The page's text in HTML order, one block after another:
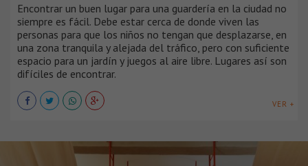
Encontrar un buen lugar para una guardería en la ciudad no
siempre es fácil. Debe estar cerca de donde viven las
personas para que los niños no tengan que desplazarse, en
una zona tranquila y alejada del tráfico, pero con suficiente
espacio para un jardín y juegos al aire libre. Lugares así son
difíciles de encontrar.
VER +